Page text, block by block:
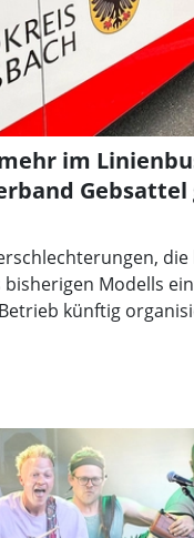
im
Gebsattel
bisherigen Modells
künftig